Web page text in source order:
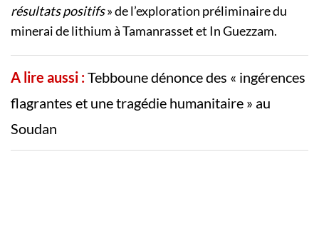
résultats positifs» de l’exploration préliminaire du
minerai de lithium à Tamanrasset et In Guezzam.
A lire aussi :Tebboune dénonce des « ingérences
flagrantes et une tragédie humanitaire » au
Soudan